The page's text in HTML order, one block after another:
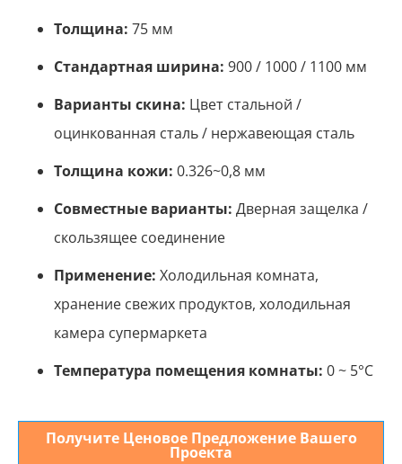
Толщина: 75 мм
Стандартная ширина: 900 / 1000 / 1100 мм
Варианты скина: Цвет стальной /
оцинкованная сталь / нержавеющая сталь
Толщина кожи: 0.326~0,8 мм
Совместные варианты: Дверная защелка /
скользящее соединение
Применение: Холодильная комната,
хранение свежих продуктов, холодильная
камера супермаркета
Температура помещения комнаты: 0 ~ 5°С
Получите Ценовое Предложение Вашего
Проекта